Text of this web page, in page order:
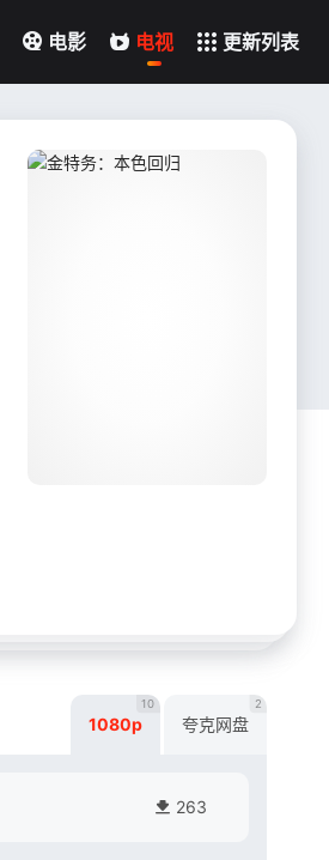
电影 电视 更新列表
1080p
10
夸克网盘
2
263